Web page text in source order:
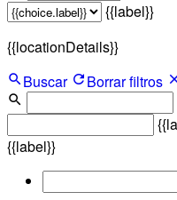
{{label}}
{{locationDetails}}
Buscar
Borrar filtros
{{label}}